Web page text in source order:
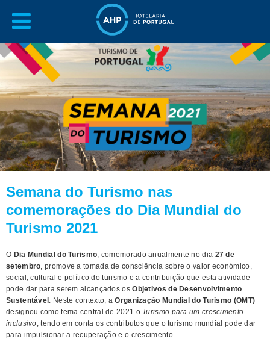
Semana do Turismo nas
comemorações do Dia Mundial do
Turismo 2021
O Dia Mundial do Turismo, comemorado anualmente no dia 27 de
setembro, promove a tomada de consciência sobre o valor económico,
social, cultural e político do turismo e a contribuição que esta atividade
pode dar para serem alcançados osObjetivos de Desenvolvimento
Sustentável . Neste contexto, aOrganização Mundial do Turismo (OMT)
designou como tema central de 2021 o Turismo para um crescimento
inclusivo, tendo em conta os contributos que o turismo mundial pode dar
para impulsionar a recuperação e o crescimento.